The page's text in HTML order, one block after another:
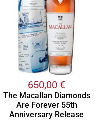
650,00 €
The Macallan Diamonds
Are Forever 55th
Anniversary Release